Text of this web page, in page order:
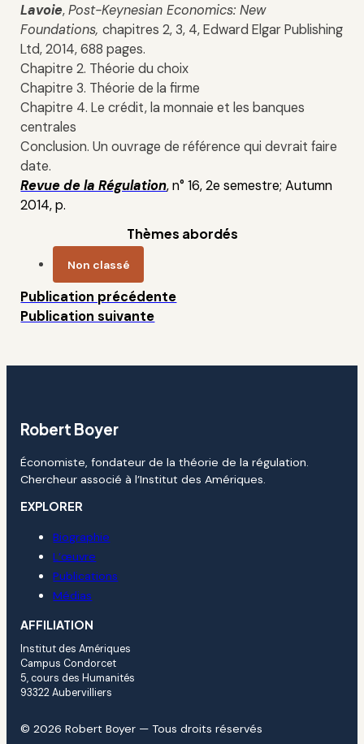
Lavoie,Post-Keynesian Economics: New
Foundations,chapitres 2, 3, 4, Edward Elgar Publishing
Ltd, 2014, 688 pages.
Chapitre 2. Théorie du choix
Chapitre 3. Théorie de la firme
Chapitre 4. Le crédit, la monnaie et les banques
centrales
Conclusion. Un ouvrage de référence qui devrait faire
date.
Revue de la Régulation, n° 16, 2e semestre; Autumn
2014, p.
Thèmes abordés
Non classé
Publication précédente
Publication suivante
Robert Boyer
Économiste, fondateur de la théorie de la régulation.
Chercheur associé à l’Institut des Amériques.
EXPLORER
Biographie
L’œuvre
Publications
Médias
AFFILIATION
Institut des Amériques
Campus Condorcet
5, cours des Humanités
93322 Aubervilliers
© 2026 Robert Boyer — Tous droits réservés